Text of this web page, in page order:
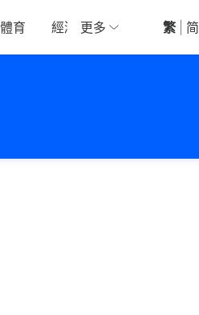
體育 經濟 01深圳 觀點
更多 繁 简